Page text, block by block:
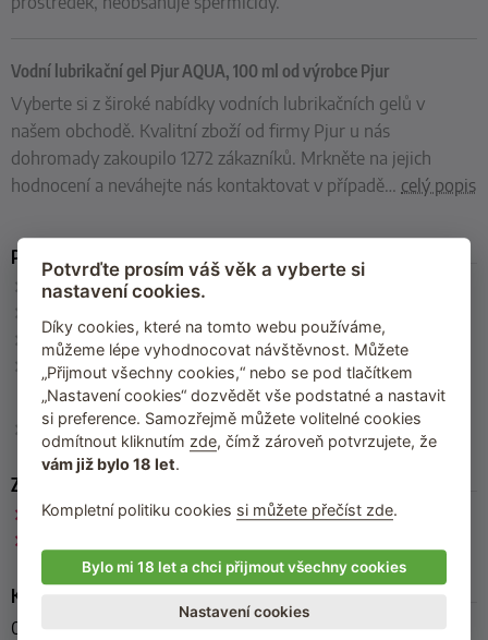
Vodní lubrikační gel Pjur AQUA, 100 ml od výrobce Pjur
Vyberte si z široké nabídky vodních lubrikačních gelů v
našem obchodě. Kvalitní zboží od firmy Pjur u nás
dohromady zakoupilo 1272 zákazníků. Mrkněte na jejich
hodnocení a neváhejte nás kontaktovat v případě… celý popis
Parametry
Obsah: 100 ml
Báze: vodní
Složení (INCI) : Aqua (Water), Glycerin, Ethoxydiglycol,
Phenoxyethanol, Hydroxypropyl Guar Hydroxypropyltrimonium
Chloride, Hydroxyethylcellulose, Citric Acid
Výrobce: Pjur (Německo)
Zařazeno
Pjur
Kód produktu
06177410000
Potvrďte prosím váš věk a vyberte si
nastavení cookies.
Díky cookies, které na tomto webu používáme,
můžeme lépe vyhodnocovat návštěvnost. Můžete
„Přijmout všechny cookies,“ nebo se pod tlačítkem
„Nastavení cookies“ dozvědět vše podstatné a nastavit
si preference. Samozřejmě můžete volitelné cookies
odmítnout kliknutím zde, čímž zároveň potvrzujete, že
vám již bylo 18 let.
Kompletní politiku cookies si můžete přečíst zde.
Bylo mi 18 let a chci přijmout všechny cookies
Nastavení cookies